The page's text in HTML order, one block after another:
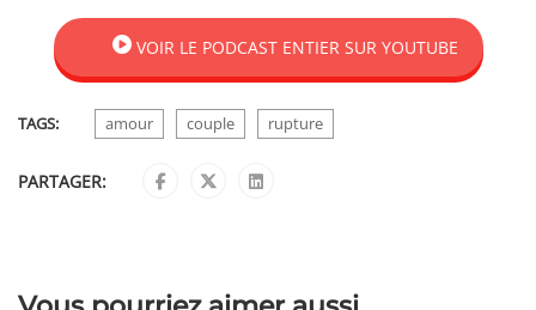
VOIR LE PODCAST ENTIER SUR YOUTUBE
TAGS: amour couple rupture
PARTAGER: